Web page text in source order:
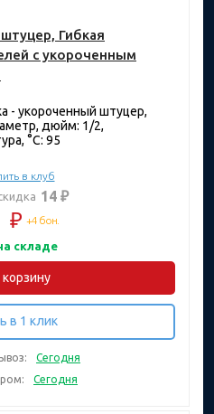
Гибкая
с укороченным
- укороченный штуцер,
дюйм: 1/2,
°C: 95
в клуб
14 ₽
₽ +4 бон.
складе
в 1 клик
Сегодня
Сегодня